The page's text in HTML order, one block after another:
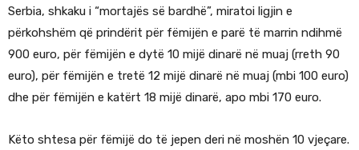
Serbia, shkaku i “mortajës së bardhë”, miratoi ligjin e
përkohshëm që prindërit për fëmijën e parë të marrin ndihmë
900 euro, për fëmijën e dytë 10 mijë dinarë në muaj (rreth 90
euro), për fëmijën e tretë 12 mijë dinarë në muaj (mbi 100 euro)
dhe për fëmijën e katërt 18 mijë dinarë, apo mbi 170 euro.
Këto shtesa për fëmijë do të jepen deri në moshën 10 vjeçare.